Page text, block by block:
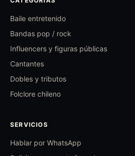
Baile entretenido
Bandas pop / rock
Influencers y figuras públicas
Cantantes
Dobles y tributos
Folclore chileno
SERVICIOS
Hablar por WhatsApp